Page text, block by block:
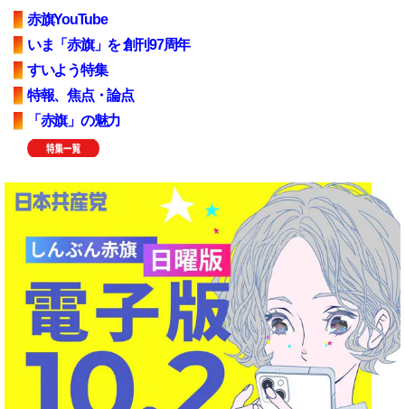
赤旗YouTube
いま「赤旗」を 創刊97周年
すいよう特集
特報、焦点・論点
「赤旗」の魅力